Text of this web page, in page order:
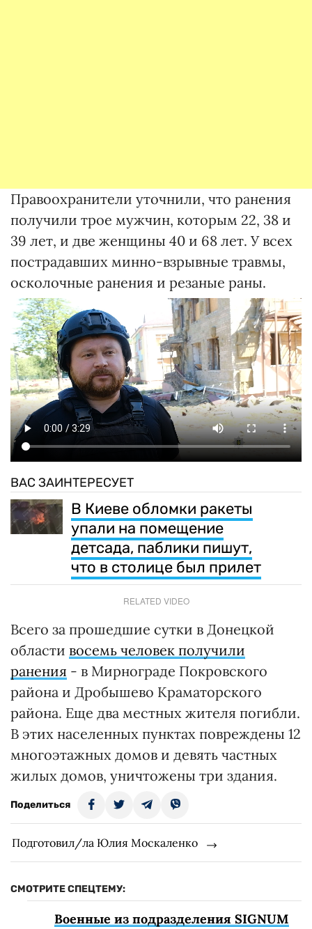
Правоохранители уточнили, что ранения
получили трое мужчин, которым 22, 38 и
39 лет, и две женщины 40 и 68 лет. У всех
пострадавших минно-взрывные травмы,
осколочные ранения и резаные раны.
ВАС ЗАИНТЕРЕСУЕТ
В Киеве обломки ракеты
упали на помещение
детсада, паблики пишут,
что в столице был прилет
RELATED VIDEO
Всего за прошедшие сутки в Донецкой
области восемь человек получили
ранения - в Мирнограде Покровского
района и Дробышево Краматорского
района. Еще два местных жителя погибли.
В этих населенных пунктах повреждены 12
многоэтажных домов и девять частных
жилых домов, уничтожены три здания.
Поделиться
Подготовил/ла Юлия Москаленко
СМОТРИТЕ СПЕЦТЕМУ:
Военные из подразделения SIGNUM